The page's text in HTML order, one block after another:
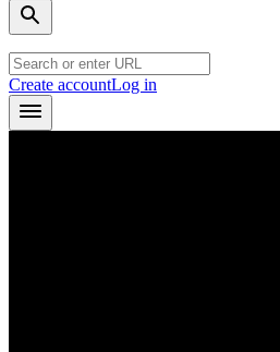
Create accountLog in